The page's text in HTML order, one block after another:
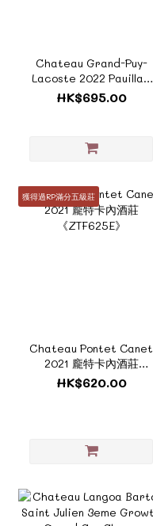
Chateau Grand-Puy-
Lacoste 2022 Pauillac
Fifth Growths Grand
Cru Classe《ZTF1002B
HK$695.00
獲得過RP滿分五級莊
Chateau Pontet Canet
2021 龐特卡內酒莊
《ZTF625E》
HK$620.00